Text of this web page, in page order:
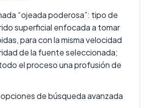
“ojeada poderosa”: tipo de
superficial enfocada a tomar
para con la misma velocidad
de la fuente seleccionada;
el proceso una profusión de
de búsqueda avanzada